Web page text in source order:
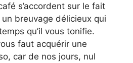
s’accordent sur le fait
un breuvage délicieux qui
qu’il vous tonifie.
faut acquérir une
car de nos jours, nul